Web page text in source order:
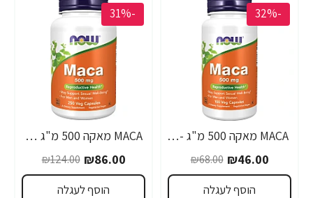
-32%
MACA מאקה 500 מ"ג - 100 כמוסות - מבית NOW FOODS
₪46.00
₪68.00
הוסף לעגלה
-31%
MACA מאקה 500 מ"ג 250 כמוסות - מבית NOW FOODS
₪86.00
₪124.00
הוסף לעגלה